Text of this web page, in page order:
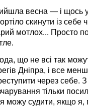
весна — і щось
скинути із себе
мотлох... Просто
що не всі так
Дніпра, і все
через
тільки
можу судити, якщо я,